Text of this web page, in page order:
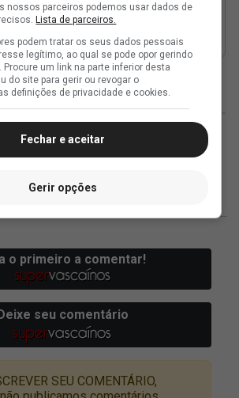
nossos parceiros podemos usar dados de
Lista de parceiros.
podem tratar os seus dados pessoais
legítimo, ao qual se pode opor gerindo
Procure um link na parte inferior desta
do site para gerir ou revogar o
definições de privacidade e cookies.
Fechar e aceitar
Gerir opções